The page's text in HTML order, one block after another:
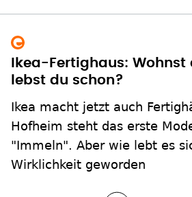
Ikea-Fertighaus:
lebst du schon?
Ikea macht jetzt auch
Hofheim steht das erste
"Immeln". Aber wie lebt es
Wirklichkeit geworden